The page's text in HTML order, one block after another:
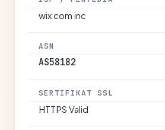
wix com inc
ASN
AS58182
SERTIFIKAT SSL
HTTPS Valid